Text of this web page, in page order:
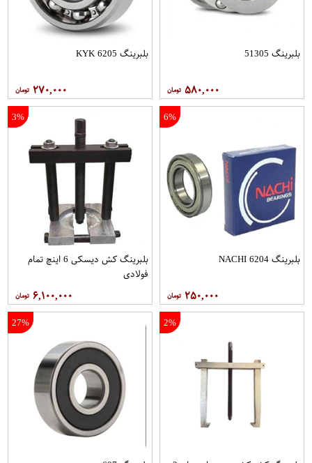
بلبرینگ 51305
۵۸۰,۰۰۰
بلبرینگ 6205 KYK
۲۷۰,۰۰۰
6%
بلبرینگ 6204 NACHI
۲۵۰,۰۰۰
3%
بلبرینگ کش دیسکی 6 اینچ تمام
فولادی
۶,۱۰۰,۰۰۰
2%
27%